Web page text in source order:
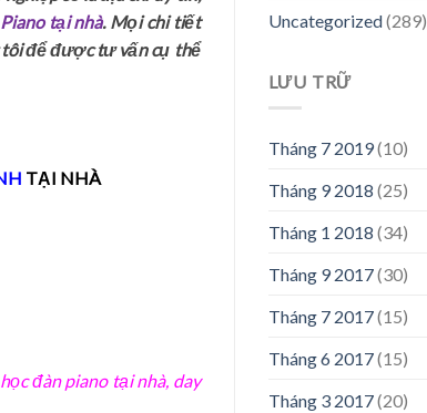
tại nhà. Mọi chi tiết
để được tư vấn cụ thể
TẠI NHÀ
học đàn piano tại nhà, day
Uncategorized(289)
LƯU TRỮ
Tháng 7 2019(10)
Tháng 9 2018 (25)
Tháng 1 2018 (34)
Tháng 9 2017(30)
Tháng 7 2017(15)
Tháng 6 2017(15)
Tháng 3 2017(20)